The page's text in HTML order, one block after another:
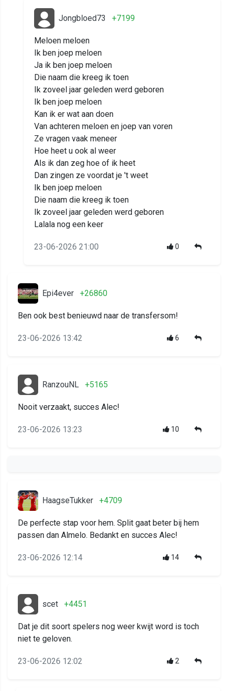
Jongbloed73 +7199
Meloen meloen
Ik ben joep meloen
Ja ik ben joep meloen
Die naam die kreeg ik toen
Ik zoveel jaar geleden werd geboren
Ik ben joep meloen
Kan ik er wat aan doen
Van achteren meloen en joep van voren
Ze vragen vaak meneer
Hoe heet u ook al weer
Als ik dan zeg hoe of ik heet
Dan zingen ze voordat je 't weet
Ik ben joep meloen
Die naam die kreeg ik toen
Ik zoveel jaar geleden werd geboren
Lalala nog een keer
23-06-2026 21:00 0
Epi4ever +26860
Ben ook best benieuwd naar de transfersom!
23-06-2026 13:42 6
RanzouNL +5165
Nooit verzaakt, succes Alec!
23-06-2026 13:23 10
HaagseTukker +4709
De perfecte stap voor hem. Split gaat beter bij hem
passen dan Almelo. Bedankt en succes Alec!
23-06-2026 12:14 14
scet +4451
Dat je dit soort spelers nog weer kwijt word is toch
niet te geloven.
23-06-2026 12:02 2